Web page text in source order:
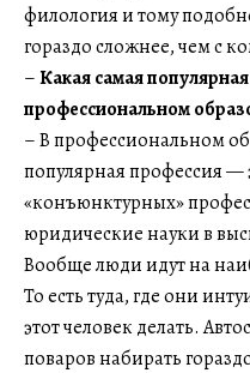
филология и тому
гораздо сложнее, чем с
–Какая самая
профессиональном
– В профессиональном
популярная профессия —
«конъюнктурных»
юридические науки в
Вообще люди идут на
То есть туда, где они
этот человек делать.
поваров набирать